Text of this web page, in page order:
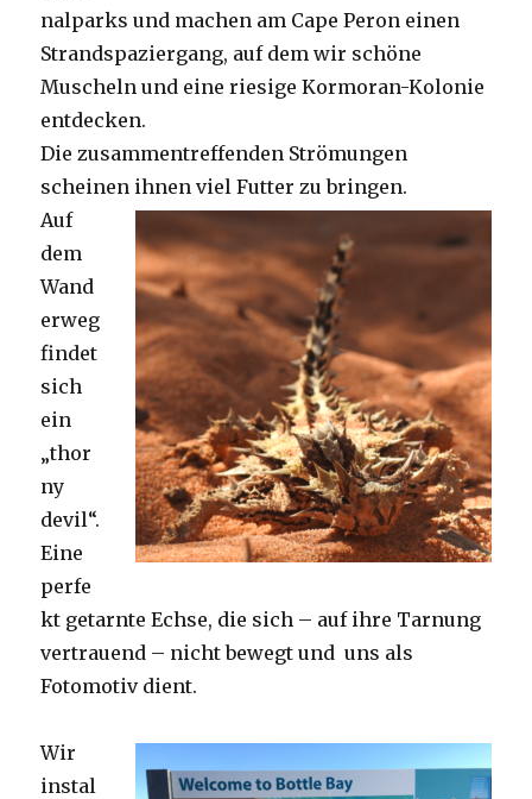
nalparks und machen am Cape Peron einen
Strandspaziergang, auf dem wir schöne
Muscheln und eine riesige Kormoran-Kolonie
entdecken.
Die zusammentreffenden Strömungen
scheinen ihnen viel Futter zu bringen.
Auf
dem
Wand
erweg
findet
sich
ein
„thor
ny
devil“.
Eine
perfe
kt getarnte Echse, die sich – auf ihre Tarnung
vertrauend – nicht bewegt und uns als
Fotomotiv dient.
Wir
instal